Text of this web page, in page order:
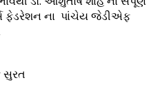
ફેડરેશન ના પાંચેય જેડીએફ
સુરત